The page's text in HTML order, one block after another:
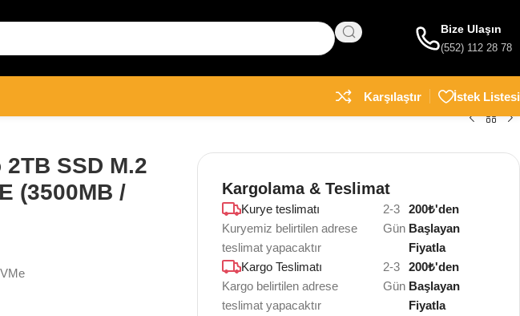
Bize Ulaşın
(552) 112 28 78
Karşılaştır
İstek Listesi
SSD M.2
(3500MB /
Kargolama & Teslimat
Kurye teslimatı
Kuryemiz belirtilen adrese
teslimat yapacaktır
2-3
Gün
200₺'den
Başlayan
Fiyatla
Kargo Teslimatı
Kargo belirtilen adrese
teslimat yapacaktır
2-3
Gün
200₺'den
Başlayan
Fiyatla